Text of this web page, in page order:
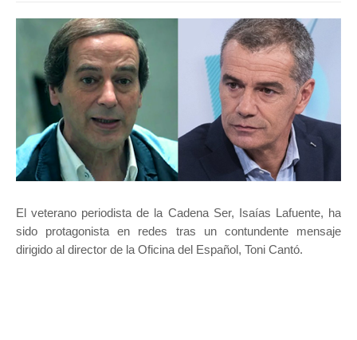
El veterano periodista de la Cadena Ser, Isaías Lafuente, ha
sido protagonista en redes tras un contundente mensaje
dirigido al director de la Oficina del Español, Toni Cantó.